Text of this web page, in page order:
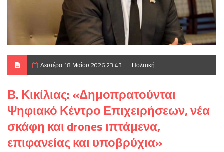
Δευτέρα 18 Μαΐου 2026 23:43 Πολιτική
Β. Κικίλιας: «Δημοπρατούνται
Ψηφιακό Κέντρο Επιχειρήσεων, νέα
σκάφη και drones ιπτάμενα,
επιφανείας και υποβρύχια»